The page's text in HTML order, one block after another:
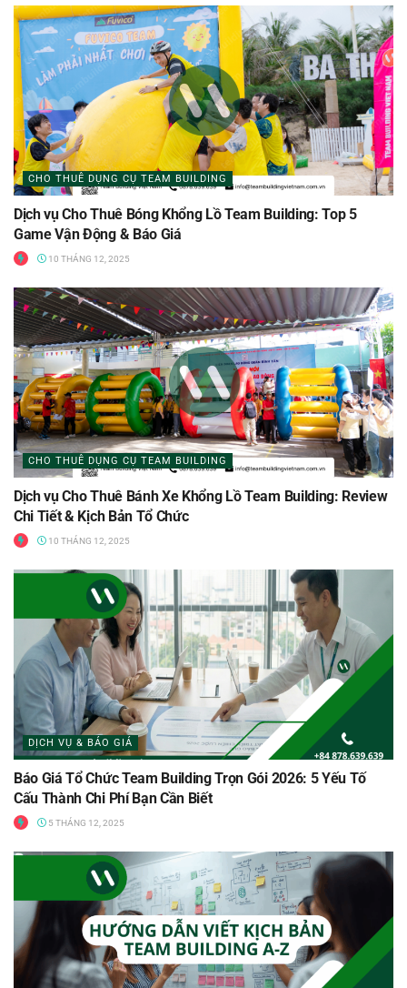
CHO THUÊ DỤNG CỤ TEAM BUILDING
Dịch vụ Cho Thuê Bóng Khổng Lồ Team Building: Top 5
Game Vận Động & Báo Giá
10 THÁNG 12, 2025
CHO THUÊ DỤNG CỤ TEAM BUILDING
Dịch vụ Cho Thuê Bánh Xe Khổng Lồ Team Building: Review
Chi Tiết & Kịch Bản Tổ Chức
10 THÁNG 12, 2025
DỊCH VỤ & BÁO GIÁ
Báo Giá Tổ Chức Team Building Trọn Gói 2026: 5 Yếu Tố
Cấu Thành Chi Phí Bạn Cần Biết
5 THÁNG 12, 2025